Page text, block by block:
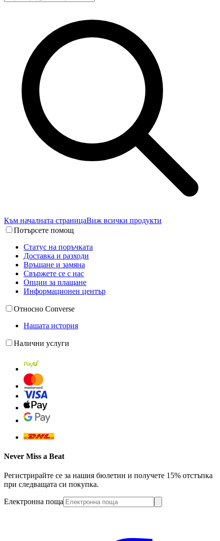
Към началната страницаВиж всички продукти
Потърсете помощ
Статус на поръчката
Доставка и разходи
Връщане и замяна
Свържете се с нас
Опции за плащане
Информационен център
Относно Converse
Нашата история
Налични услуги
Never Miss a Beat
Регистрирайте се за нашия бюлетин и получете 15% отстъпка
при следващата си покупка.
Електронна поща